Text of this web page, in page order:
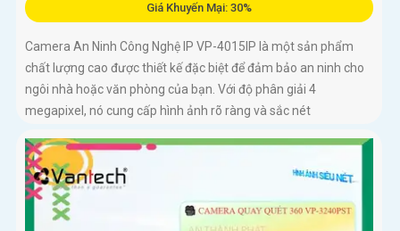
Giá Khuyến Mại: 30%
Camera An Ninh Công Nghệ IP VP-4015IP là một sản phẩm
chất lượng cao được thiết kế đặc biệt để đảm bảo an ninh cho
ngôi nhà hoặc văn phòng của bạn. Với độ phân giải 4
megapixel, nó cung cấp hình ảnh rõ ràng và sắc nét